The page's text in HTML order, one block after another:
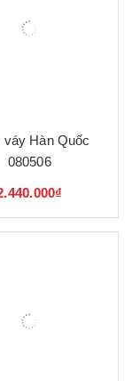
váy Hàn Quốc
080506